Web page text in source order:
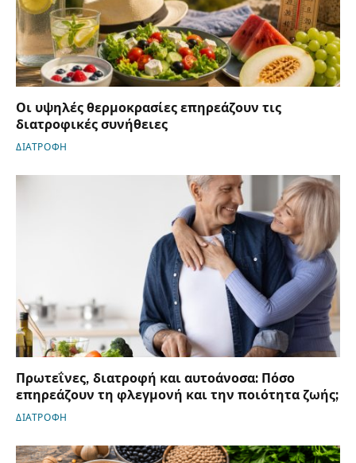
Οι υψηλές θερμοκρασίες επηρεάζουν τις
διατροφικές συνήθειες
ΔΙΑΤΡΟΦΗ
Πρωτεΐνες, διατροφή και αυτοάνοσα: Πόσο
επηρεάζουν τη φλεγμονή και την ποιότητα ζωής;
ΔΙΑΤΡΟΦΗ